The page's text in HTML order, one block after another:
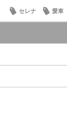
セレナ 愛車